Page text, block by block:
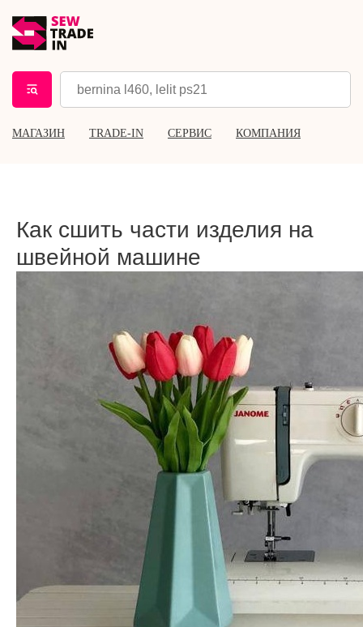
МАГАЗИН TRADE-IN СЕРВИС КОМПАНИЯ
Как сшить части изделия на
швейной машине